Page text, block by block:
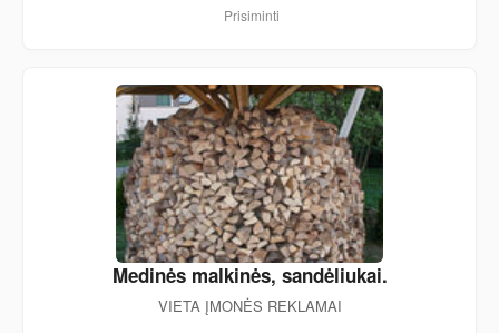
Prisiminti
Medinės malkinės, sandėliukai.
VIETA ĮMONĖS REKLAMAI